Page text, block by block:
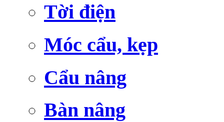
Tời điện
Móc cẩu, kẹp
Cẩu nâng
Bàn nâng